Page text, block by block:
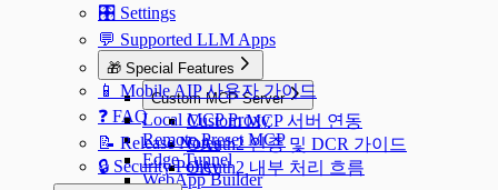
🎛️ Settings
💬 Supported LLM Apps
🎁 Special Features
Custom MCP Server
Custom MCP 서버 연동
OAuth2 인증 및 DCR 가이드
OAuth2 내부 처리 흐름
Local MCP Proxy
Remote Preset MCP
Edge Tunnel
WebApp Builder
📱 Mobile AIP 사용자 가이드
❓ FAQ
📝 Release Notes
🔒 Security Policy